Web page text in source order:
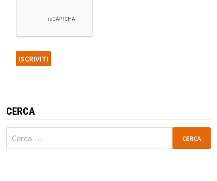
CERCA
Ricerca
per: